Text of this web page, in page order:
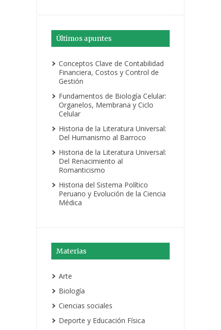
Últimos apuntes
Conceptos Clave de Contabilidad
Financiera, Costos y Control de
Gestión
Fundamentos de Biología Celular:
Organelos, Membrana y Ciclo
Celular
Historia de la Literatura Universal:
Del Humanismo al Barroco
Historia de la Literatura Universal:
Del Renacimiento al
Romanticismo
Historia del Sistema Político
Peruano y Evolución de la Ciencia
Médica
Materias
Arte
Biología
Ciencias sociales
Deporte y Educación Física